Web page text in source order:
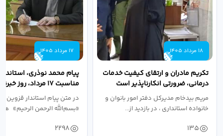
18 مرداد 1405
تکریم مادران و ارتقای کیفیت خدمات
درمانی، ضرورتی انکارناپذیر است
مریم بیدخام مدیرکل دفتر امور بانوان و
خانواده استانداری ، در بازدید از...
135
17 مرداد 1405
پیام محمد نوذری،
مناسبت ۱۷ مرداد، روز خبرنگار
در متن پیام استاندار قزوین
«بسم‌الله الرحمن الرحیم»
2298